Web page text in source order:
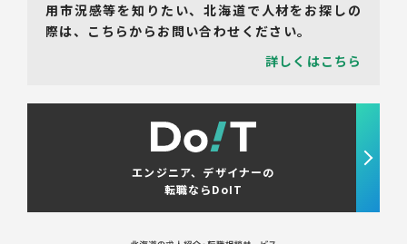
用市況感等を知りたい、北海道で人材をお探しの
際は、こちらからお問い合わせください。
詳しくはこちら
エンジニア、デザイナーの
転職ならDoIT